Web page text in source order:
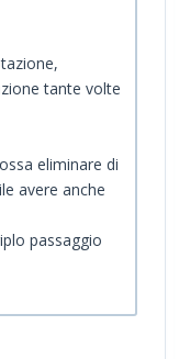
tante volte
eliminare di
avere anche
passaggio